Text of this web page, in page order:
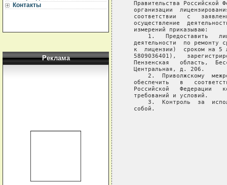
Контакты
Реклама
Правительства Российской
организации
соответствии   с
осуществление
   измерений приказываю:
1.   Предоставить
деятельности  по ремонту
к  лицензии)  сроком на 5
5809036401),
Пензенская   область,
   Центральная, д. 206.
2.  Приволжскому
обеспечить   в
Российской   Федерации
   требований и условий.
3.  Контроль  за
   собой.